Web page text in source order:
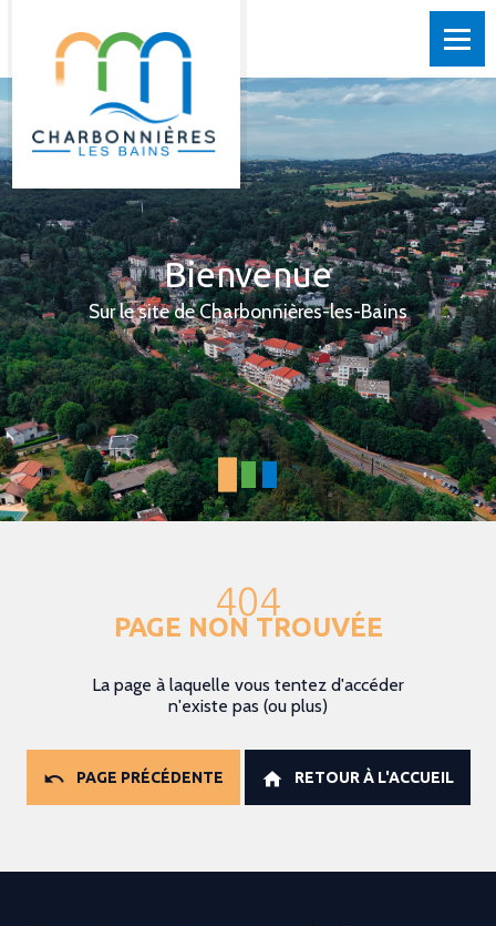
Bienvenue
Sur le site de Charbonnières-les-Bains
404
PAGE NON TROUVÉE
La page à laquelle vous tentez d'accéder
n'existe pas (ou plus)
PAGE PRÉCÉDENTE RETOUR À L'ACCUEIL